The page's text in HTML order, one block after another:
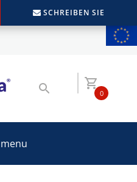
SCHREIBEN SIE
0
menu